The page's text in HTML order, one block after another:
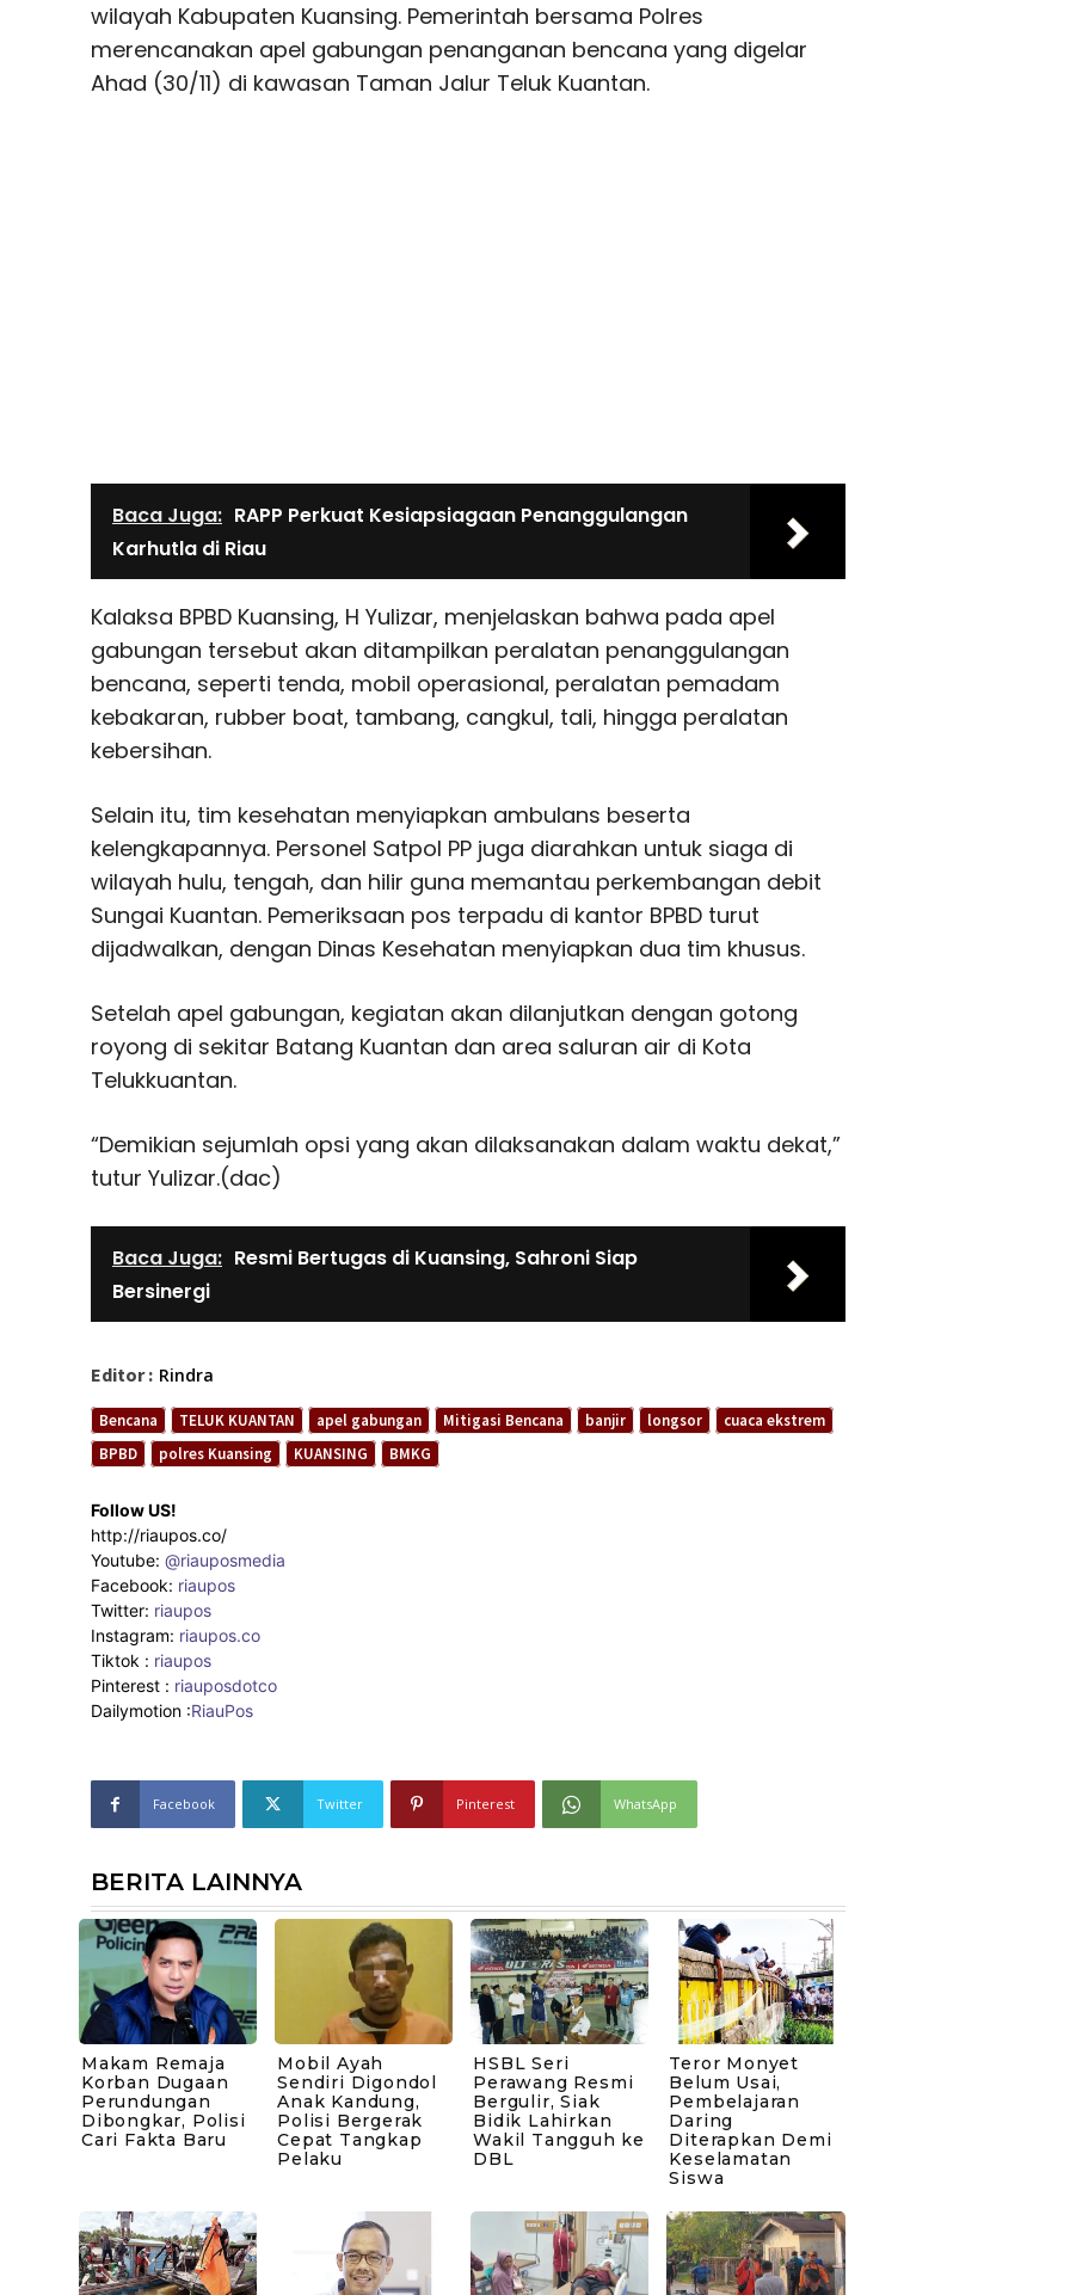
wilayah Kabupaten Kuansing. Pemerintah bersama Polres
merencanakan apel gabungan penanganan bencana yang digelar
Ahad (30/11) di kawasan Taman Jalur Teluk Kuantan.
Baca Juga: RAPP Perkuat Kesiapsiagaan Penanggulangan
Karhutla di Riau
Kalaksa BPBD Kuansing, H Yulizar, menjelaskan bahwa pada apel
gabungan tersebut akan ditampilkan peralatan penanggulangan
bencana, seperti tenda, mobil operasional, peralatan pemadam
kebakaran, rubber boat, tambang, cangkul, tali, hingga peralatan
kebersihan.
Selain itu, tim kesehatan menyiapkan ambulans beserta
kelengkapannya. Personel Satpol PP juga diarahkan untuk siaga di
wilayah hulu, tengah, dan hilir guna memantau perkembangan debit
Sungai Kuantan. Pemeriksaan pos terpadu di kantor BPBD turut
dijadwalkan, dengan Dinas Kesehatan menyiapkan dua tim khusus.
Setelah apel gabungan, kegiatan akan dilanjutkan dengan gotong
royong di sekitar Batang Kuantan dan area saluran air di Kota
Telukkuantan.
“Demikian sejumlah opsi yang akan dilaksanakan dalam waktu dekat,”
tutur Yulizar.(dac)
Baca Juga: Resmi Bertugas di Kuansing, Sahroni Siap
Bersinergi
Editor : Rindra
Bencana TELUK KUANTAN apel gabungan Mitigasi Bencana banjir longsor
cuaca ekstrem
BPBD
polres Kuansing KUANSING BMKG
Follow US!
http://riaupos.co/
Youtube: @riauposmedia
Facebook: riaupos
Twitter: riaupos
Instagram: riaupos.co
Tiktok : riaupos
Pinterest : riauposdotco
Dailymotion :RiauPos
Facebook Twitter Pinterest WhatsApp
BERITA LAINNYA
Makam Remaja
Korban Dugaan
Perundungan
Dibongkar, Polisi
Cari Fakta Baru
Mobil Ayah
Sendiri Digondol
Anak Kandung,
Polisi Bergerak
Cepat Tangkap
Pelaku
HSBL Seri
Perawang Resmi
Bergulir, Siak
Bidik Lahirkan
Wakil Tangguh ke
DBL
Teror Monyet
Belum Usai,
Pembelajaran
Daring
Diterapkan Demi
Keselamatan
Siswa